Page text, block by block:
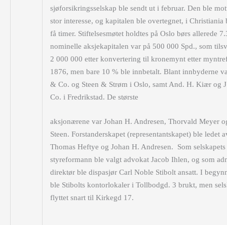
sjøforsikringsselskap ble sendt ut i februar. Den ble
stor interesse, og kapitalen ble overtegnet, i Christiania
få timer. Stiftelsesmøtet holdtes på Oslo børs allerede
nominelle aksjekapitalen var på 500 000 Spd., som
2 000 000 etter konvertering til kronemynt etter
1876, men bare 10 % ble innbetalt. Blant innbyderne
& Co. og Steen & Strøm i Oslo, samt And. H. Kiær og
Co. i Fredrikstad. De største
aksjonærene var Johan H. Andresen, Thorvald Meyer
Steen. Forstanderskapet (representantskapet) ble ledet
Thomas Heftye og Johan H. Andresen. Som selskapets
styreformann ble valgt advokat Jacob Ihlen, og som
direktør ble dispasjør Carl Noble Stibolt ansatt. I
ble Stibolts kontorlokaler i Tollbodgd. 3 brukt, men
flyttet snart til Kirkegd 17.